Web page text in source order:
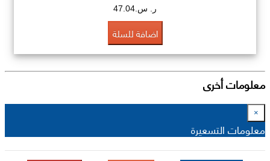
ر. س.47.04
اضافة للسلة
معلومات أخرى
×
معلومات التسعيرة